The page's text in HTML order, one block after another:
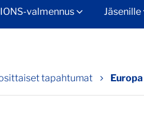
valmennus Jäsenille
tapahtumat